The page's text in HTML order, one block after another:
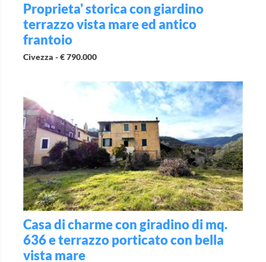
Proprieta' storica con giardino
terrazzo vista mare ed antico
frantoio
Civezza -€ 790.000
Casa di charme con giradino di mq.
636 e terrazzo porticato con bella
vista mare